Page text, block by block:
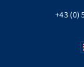
+43 (0)